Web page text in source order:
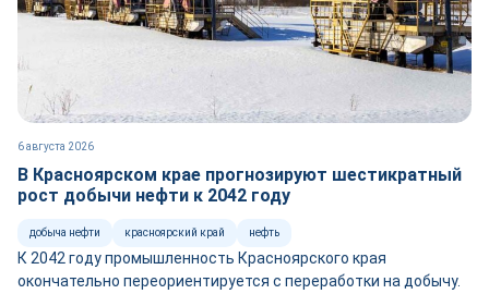
6 августа 2026
В Красноярском крае прогнозируют шестикратный
рост добычи нефти к 2042 году
добыча нефти красноярский край нефть
К 2042 году промышленность Красноярского края
окончательно переориентируется с переработки на добычу.